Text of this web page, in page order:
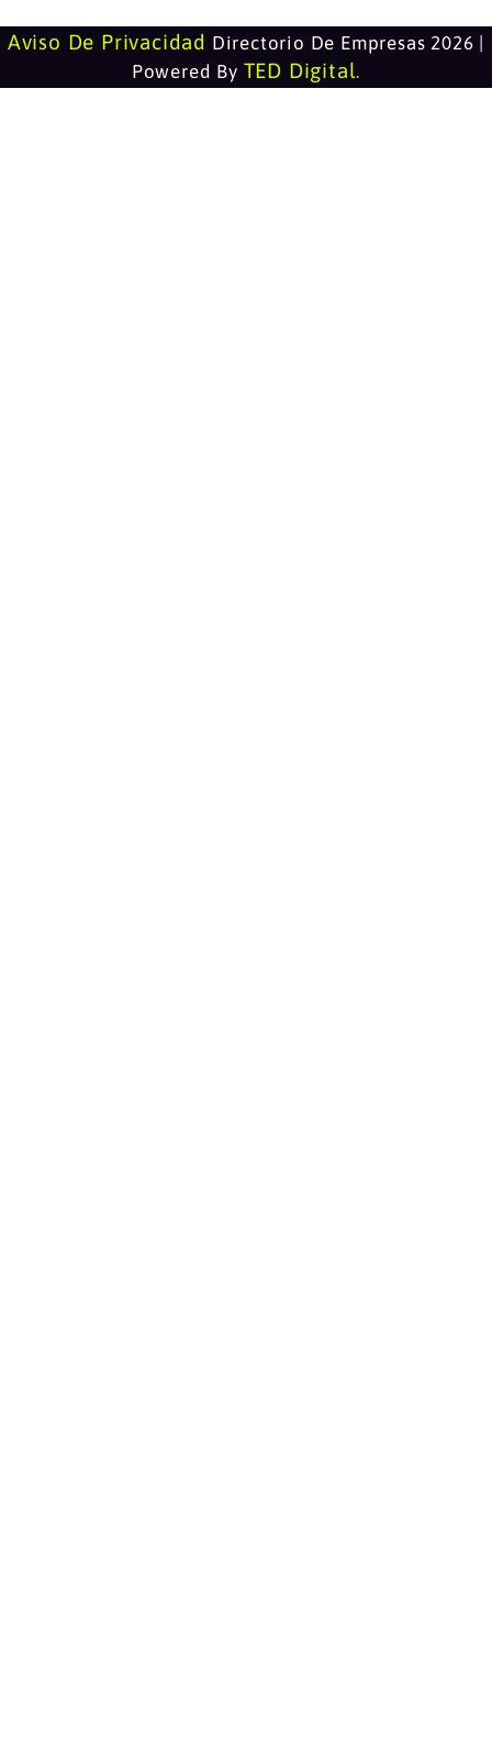
Aviso De Privacidad Directorio De Empresas 2026 |
Powered By TED Digital.